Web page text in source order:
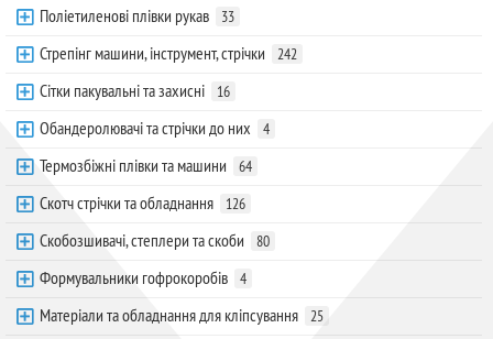
Поліетиленові плівки рукав 33
Стрепінг машини, інструмент, стрічки 242
Сітки пакувальні та захисні 16
Обандеролювачі та стрічки до них 4
Термозбіжні плівки та машини 64
Скотч стрічки та обладнання 126
Скобозшивачі, степлери та скоби 80
Формувальники гофрокоробів 4
Матеріали та обладнання для кліпсування 25